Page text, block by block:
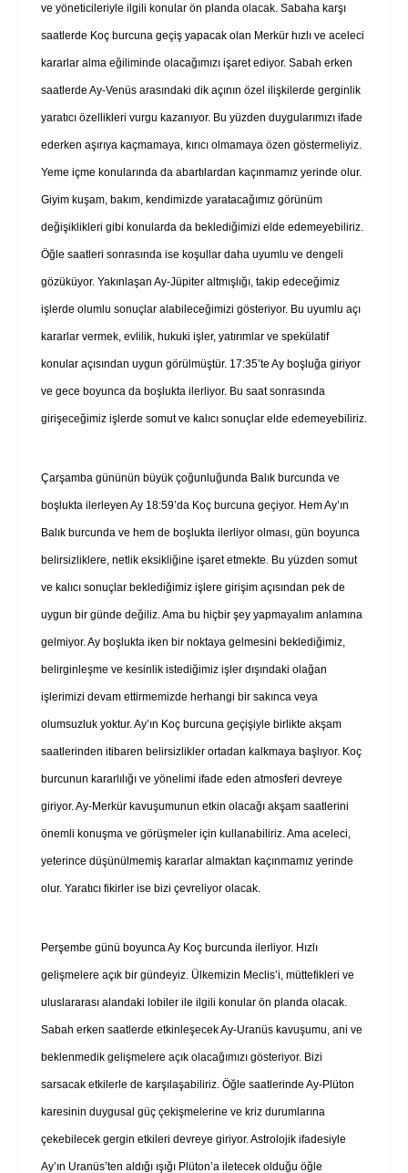
ve yöneticileriyle ilgili konular ön planda olacak. Sabaha karşı
saatlerde Koç burcuna geçiş yapacak olan Merkür hızlı ve aceleci
kararlar alma eğiliminde olacağımızı işaret ediyor. Sabah erken
saatlerde Ay-Venüs arasındaki dik açının özel ilişkilerde gerginlik
yaratıcı özellikleri vurgu kazanıyor. Bu yüzden duygularımızı ifade
ederken aşırıya kaçmamaya, kırıcı olmamaya özen göstermeliyiz.
Yeme içme konularında da abartılardan kaçınmamız yerinde olur.
Giyim kuşam, bakım, kendimizde yaratacağımız görünüm
değişiklikleri gibi konularda da beklediğimizi elde edemeyebiliriz.
Öğle saatleri sonrasında ise koşullar daha uyumlu ve dengeli
gözüküyor. Yakınlaşan Ay-Jüpiter altmışlığı, takip edeceğimiz
işlerde olumlu sonuçlar alabileceğimizi gösteriyor. Bu uyumlu açı
kararlar vermek, evlilik, hukuki işler, yatırımlar ve spekülatif
konular açısından uygun görülmüştür. 17:35’te Ay boşluğa giriyor
ve gece boyunca da boşlukta ilerliyor. Bu saat sonrasında
girişeceğimiz işlerde somut ve kalıcı sonuçlar elde edemeyebiliriz.
Çarşamba gününün büyük çoğunluğunda Balık burcunda ve
boşlukta ilerleyen Ay 18:59’da Koç burcuna geçiyor. Hem Ay’ın
Balık burcunda ve hem de boşlukta ilerliyor olması, gün boyunca
belirsizliklere, netlik eksikliğine işaret etmekte. Bu yüzden somut
ve kalıcı sonuçlar beklediğimiz işlere girişim açısından pek de
uygun bir günde değiliz. Ama bu hiçbir şey yapmayalım anlamına
gelmiyor. Ay boşlukta iken bir noktaya gelmesini beklediğimiz,
belirginleşme ve kesinlik istediğimiz işler dışındaki olağan
işlerimizi devam ettirmemizde herhangi bir sakınca veya
olumsuzluk yoktur. Ay’ın Koç burcuna geçişiyle birlikte akşam
saatlerinden itibaren belirsizlikler ortadan kalkmaya başlıyor. Koç
burcunun kararlılığı ve yönelimi ifade eden atmosferi devreye
giriyor. Ay-Merkür kavuşumunun etkin olacağı akşam saatlerini
önemli konuşma ve görüşmeler için kullanabiliriz. Ama aceleci,
yeterince düşünülmemiş kararlar almaktan kaçınmamız yerinde
olur. Yaratıcı fikirler ise bizi çevreliyor olacak.
Perşembe günü boyunca Ay Koç burcunda ilerliyor. Hızlı
gelişmelere açık bir gündeyiz. Ülkemizin Meclis’i, müttefikleri ve
uluslararası alandaki lobiler ile ilgili konular ön planda olacak.
Sabah erken saatlerde etkinleşecek Ay-Uranüs kavuşumu, ani ve
beklenmedik gelişmelere açık olacağımızı gösteriyor. Bizi
sarsacak etkilerle de karşılaşabiliriz. Öğle saatlerinde Ay-Plüton
karesinin duygusal güç çekişmelerine ve kriz durumlarına
çekebilecek gergin etkileri devreye giriyor. Astrolojik ifadesiyle
Ay’ın Uranüs’ten aldığı ışığı Plüton’a iletecek olduğu öğle